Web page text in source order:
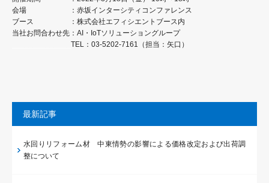
最新記事
水回りリフォーム材 中東情勢の影響による価格改定および出荷調
整について
会場 ：赤坂インターシティコンファレンス
ブース ：株式会社エフィシエントブース内
当社お問合わせ先：AI・IoTソリューショングループ
TEL：03-5202-7161（担当：矢口）